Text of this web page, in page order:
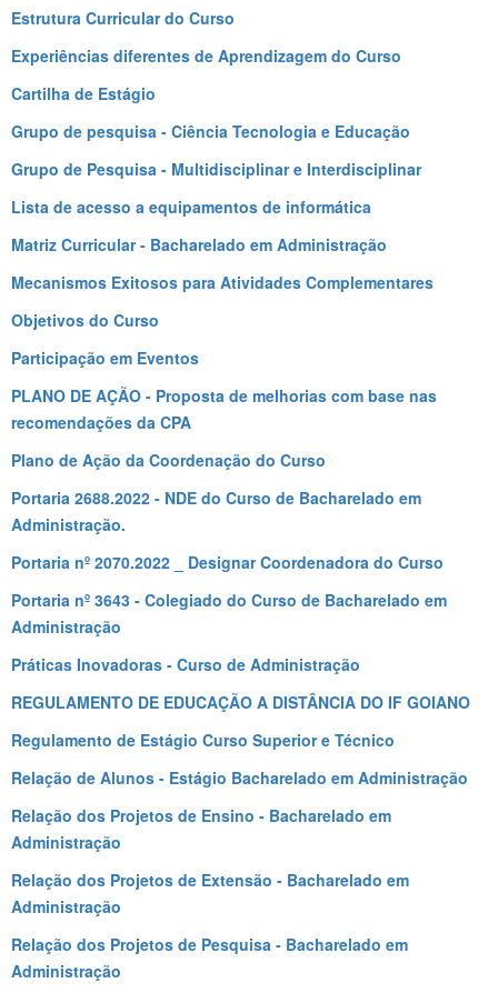
Estrutura Curricular do Curso
Experiências diferentes de Aprendizagem do Curso
Cartilha de Estágio
Grupo de pesquisa - Ciência Tecnologia e Educação
Grupo de Pesquisa - Multidisciplinar e Interdisciplinar
Lista de acesso a equipamentos de informática
Matriz Curricular - Bacharelado em Administração
Mecanismos Exitosos para Atividades Complementares
Objetivos do Curso
Participação em Eventos
PLANO DE AÇÃO - Proposta de melhorias com base nas
recomendações da CPA
Plano de Ação da Coordenação do Curso
Portaria 2688.2022 - NDE do Curso de Bacharelado em
Administração.
Portaria nº 2070.2022 _ Designar Coordenadora do Curso
Portaria nº 3643 - Colegiado do Curso de Bacharelado em
Administração
Práticas Inovadoras - Curso de Administração
REGULAMENTO DE EDUCAÇÃO A DISTÂNCIA DO IF GOIANO
Regulamento de Estágio Curso Superior e Técnico
Relação de Alunos - Estágio Bacharelado em Administração
Relação dos Projetos de Ensino - Bacharelado em
Administração
Relação dos Projetos de Extensão - Bacharelado em
Administração
Relação dos Projetos de Pesquisa - Bacharelado em
Administração